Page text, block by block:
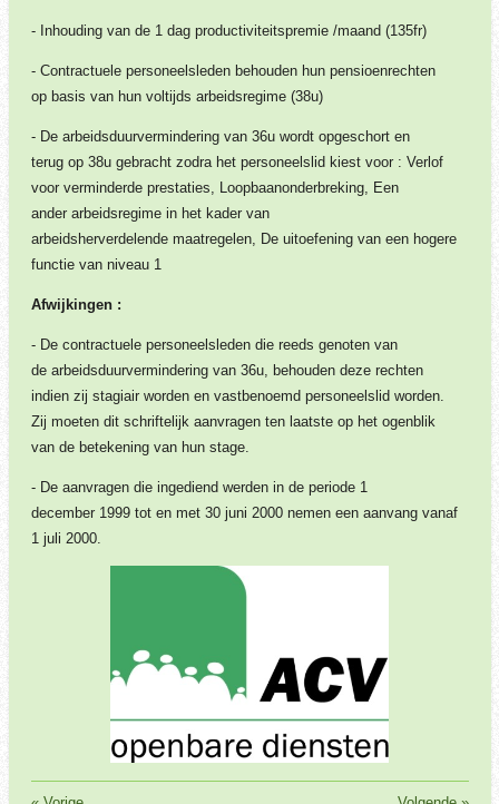
- Inhouding van de 1 dag productiviteitspremie /maand (135fr)
- Contractuele personeelsleden behouden hun pensioenrechten
op basis van hun voltijds arbeidsregime (38u)
- De arbeidsduurvermindering van 36u wordt opgeschort en
terug op 38u gebracht zodra het personeelslid kiest voor : Verlof
voor verminderde prestaties, Loopbaanonderbreking, Een
ander arbeidsregime in het kader van
arbeidsherverdelende maatregelen, De uitoefening van een hogere
functie van niveau 1
Afwijkingen :
- De contractuele personeelsleden die reeds genoten van
de arbeidsduurvermindering van 36u, behouden deze rechten
indien zij stagiair worden en vastbenoemd personeelslid worden.
Zij moeten dit schriftelijk aanvragen ten laatste op het ogenblik
van de betekening van hun stage.
- De aanvragen die ingediend werden in de periode 1
december 1999 tot en met 30 juni 2000 nemen een aanvang vanaf
1 juli 2000.